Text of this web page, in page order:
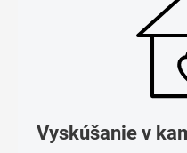
Vyskúšanie v